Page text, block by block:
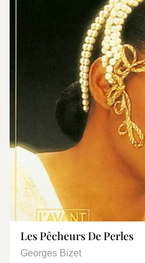
Les Pêcheurs De Perles
Georges Bizet